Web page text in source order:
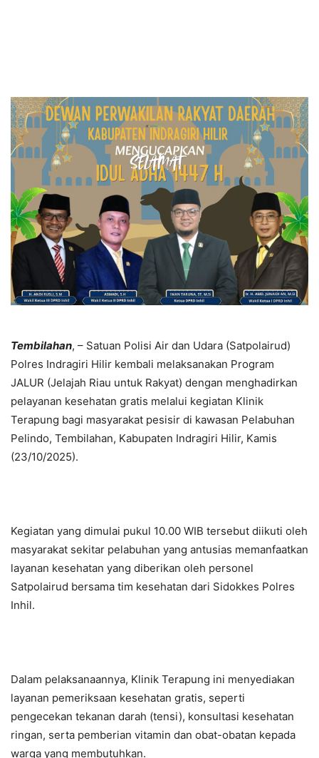
Tembilahan, – Satuan Polisi Air dan Udara (Satpolairud)
Polres Indragiri Hilir kembali melaksanakan Program
JALUR (Jelajah Riau untuk Rakyat) dengan menghadirkan
pelayanan kesehatan gratis melalui kegiatan Klinik
Terapung bagi masyarakat pesisir di kawasan Pelabuhan
Pelindo, Tembilahan, Kabupaten Indragiri Hilir, Kamis
(23/10/2025).
Kegiatan yang dimulai pukul 10.00 WIB tersebut diikuti oleh
masyarakat sekitar pelabuhan yang antusias memanfaatkan
layanan kesehatan yang diberikan oleh personel
Satpolairud bersama tim kesehatan dari Sidokkes Polres
Inhil.
Dalam pelaksanaannya, Klinik Terapung ini menyediakan
layanan pemeriksaan kesehatan gratis, seperti
pengecekan tekanan darah (tensi), konsultasi kesehatan
ringan, serta pemberian vitamin dan obat-obatan kepada
warga yang membutuhkan.